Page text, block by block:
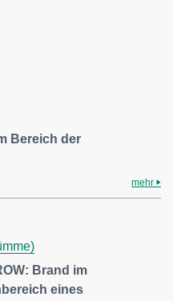
Bereich der
mehr
Brand im
eines